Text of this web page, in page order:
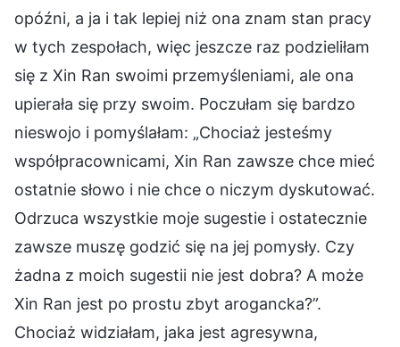
opóźni, a ja i tak lepiej niż ona znam stan pracy
w tych zespołach, więc jeszcze raz podzieliłam
się z Xin Ran swoimi przemyśleniami, ale ona
upierała się przy swoim. Poczułam się bardzo
nieswojo i pomyślałam: „Chociaż jesteśmy
współpracownicami, Xin Ran zawsze chce mieć
ostatnie słowo i nie chce o niczym dyskutować.
Odrzuca wszystkie moje sugestie i ostatecznie
zawsze muszę godzić się na jej pomysły. Czy
żadna z moich sugestii nie jest dobra? A może
Xin Ran jest po prostu zbyt arogancka?”.
Chociaż widziałam, jaka jest agresywna,